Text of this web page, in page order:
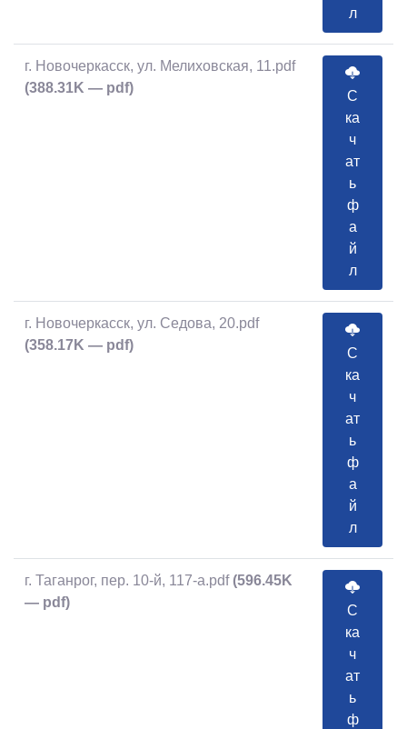
л
г. Новочеркасск, ул. Мелиховская, 11.pdf
(388.31K — pdf)
С
ка
ч
ат
ь
ф
а
й
л
г. Новочеркасск, ул. Седова, 20.pdf
(358.17K — pdf)
С
ка
ч
ат
ь
ф
а
й
л
г. Таганрог, пер. 10-й, 117-а.pdf (596.45K
— pdf)
С
ка
ч
ат
ь
ф